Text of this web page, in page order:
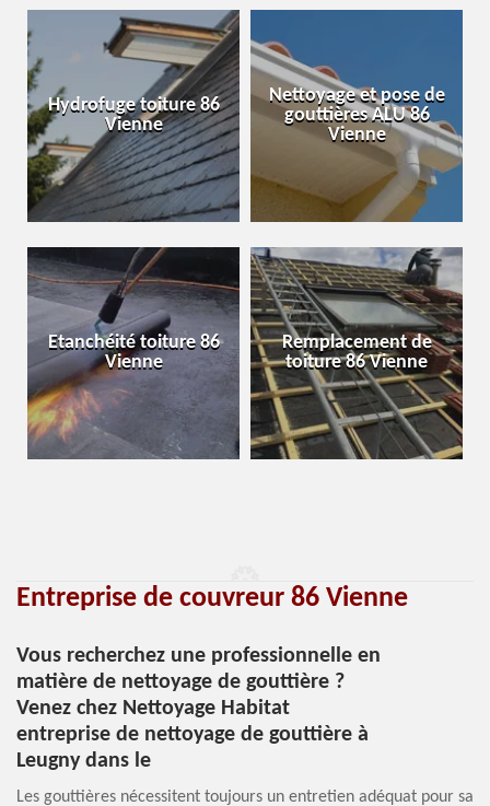
Hydrofuge toiture 86
Vienne
Nettoyage et pose de
gouttières ALU 86
Vienne
Etanchéité toiture 86
Vienne
Remplacement de
toiture 86 Vienne
Entreprise de couvreur 86 Vienne
Vous recherchez une professionnelle en
matière de nettoyage de gouttière ?
Venez chez Nettoyage Habitat
entreprise de nettoyage de gouttière à
Leugny dans le
Les gouttières nécessitent toujours un entretien adéquat pour sa